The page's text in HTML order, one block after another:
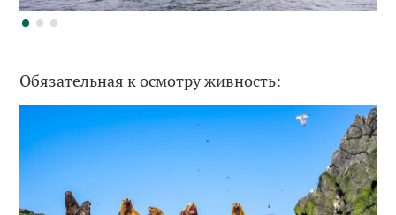
Обязательная к осмотру живность: